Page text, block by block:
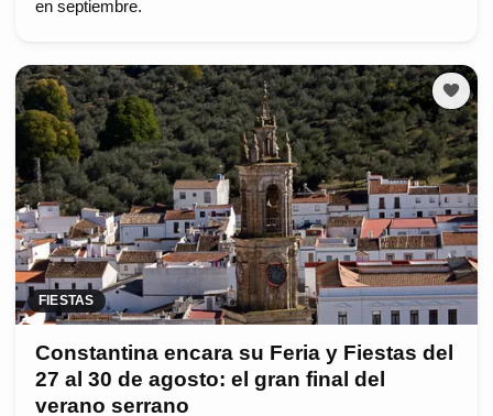
en septiembre.
FIESTAS
Constantina encara su Feria y Fiestas del
27 al 30 de agosto: el gran final del
verano serrano